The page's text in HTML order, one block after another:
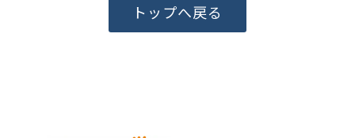
トップへ戻る